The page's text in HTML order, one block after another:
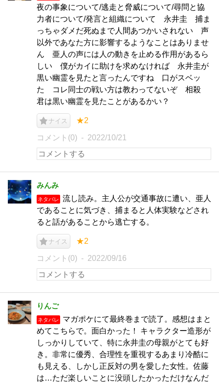
夜の事象について/逃走と脅威について/尋問と協
力者について/発言と組織について 永井圭 捕ま
っちゃダメだ死ぬまで人間あつかいされない 声
以外であなた方に影響するようなことはありませ
ん 亜人の声には人の動きを止める作用があるら
しい 僕がカイに助けを求めなければ 永井圭が
黒い幽霊を見たと言ったんですね 口がスベッ
た コレ同士の戦い方は教わってないぞ 相殺
君は黒い幽霊を見たことがあるかい？
ナイス ★2
コメント(0) 2022/10/21
みんみ
ネタバレ
流し読み。主人公が交通事故に遭い、亜人
であることに気づき、捕まると人体実験などされ
ると話があることから逃亡する。
ナイス ★2
コメント(0) 2022/09/16
りんご
ネタバレ
マガポケにて最終巻まで読了。感想はまと
めてこちらで。面白かった！ キャラクター造形が
しっかりしていて、特に永井圭の母親がとても好
き。非常に優秀、合理性を重視するあまり冷酷に
も見える、しかし正反対の男を愛した女性。佐藤
は…ただ楽しいことに没頭したかっただけなんだ